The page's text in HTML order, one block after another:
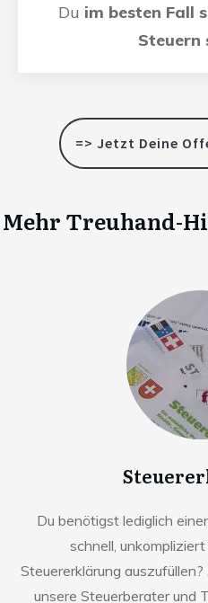
Du im besten Fall
Steuern
=> Jetzt Deine
Mehr Treuhand-
Du benötigst lediglich
schnell,
Steuererklärung
unsere Steuerberater und